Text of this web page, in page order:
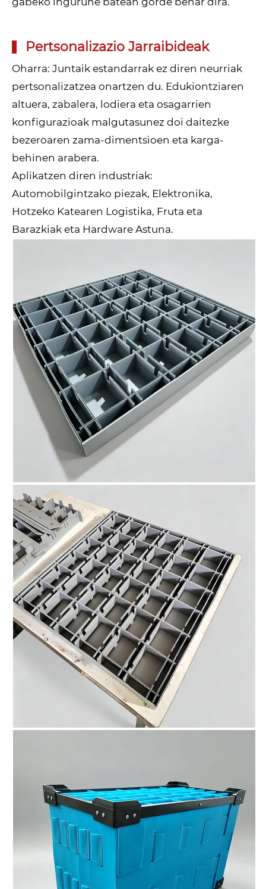
Pertsonalizazio Jarraibideak
Oharra: Juntaik estandarrak ez diren neurriak
pertsonalizatzea onartzen du. Edukiontziaren
altuera, zabalera, lodiera eta osagarrien
konfigurazioak malgutasunez doi daitezke
bezeroaren zama-dimentsioen eta karga-
behinen arabera.
Aplikatzen diren industriak:
Automobilgintzako piezak, Elektronika,
Hotzeko Katearen Logistika, Fruta eta
Barazkiak eta Hardware Astuna.